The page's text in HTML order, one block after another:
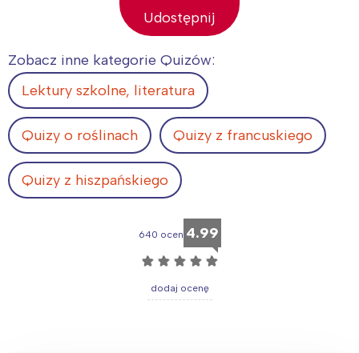
Udostępnij
Zobacz inne kategorie Quizów:
Lektury szkolne, literatura
Quizy o roślinach Quizy z francuskiego
Quizy z hiszpańskiego
640 ocen 4.99
☆ ☆ ☆ ☆ ☆
dodaj ocenę